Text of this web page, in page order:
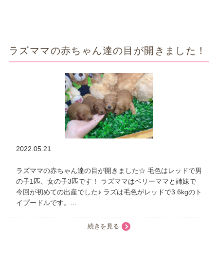
ラズママの赤ちゃん達の目が開きました！
2022.05.21
ラズママの赤ちゃん達の目が開きました☆ 毛色はレッドで男
の子1匹、女の子3匹です！ ラズママはベリーママと姉妹で
今回が初めての出産でした♪ ラズは毛色がレッドで3.6kgのト
イプードルです。...
続きを見る